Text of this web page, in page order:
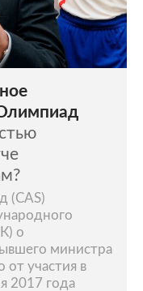
(CAS)
о
министра
от участия в
2017 года